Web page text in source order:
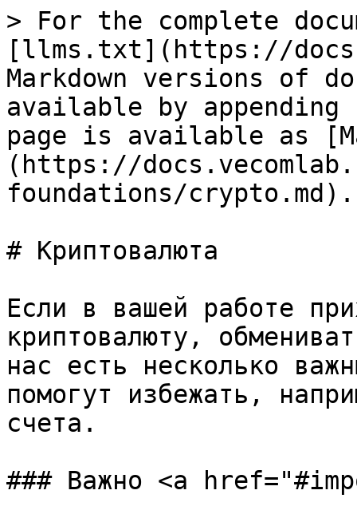
> For the complete
[llms.txt](https://
Markdown versions of
available by
page is available as
(https://
foundations/crypto.md).
# Криптовалюта
Если в вашей работе
криптовалюту,
нас есть несколько
помогут избежать,
счета.
### Важно <a